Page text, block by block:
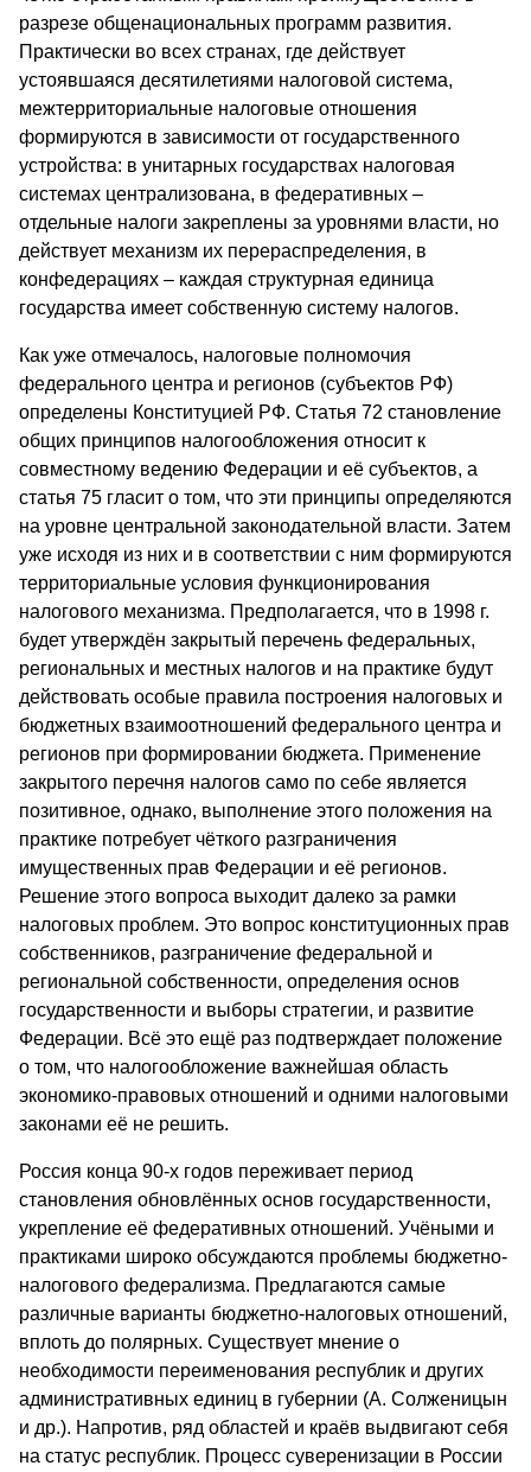
разрезе общенациональных программ развития.
Практически во всех странах, где действует
устоявшаяся десятилетиями налоговой система,
межтерриториальные налоговые отношения
формируются в зависимости от государственного
устройства: в унитарных государствах налоговая
системах централизована, в федеративных –
отдельные налоги закреплены за уровнями власти, но
действует механизм их перераспределения, в
конфедерациях – каждая структурная единица
государства имеет собственную систему налогов.
Как уже отмечалось, налоговые полномочия
федерального центра и регионов (субъектов РФ)
определены Конституцией РФ. Статья 72 становление
общих принципов налогообложения относит к
совместному ведению Федерации и её субъектов, а
статья 75 гласит о том, что эти принципы определяются
на уровне центральной законодательной власти. Затем
уже исходя из них и в соответствии с ним формируются
территориальные условия функционирования
налогового механизма. Предполагается, что в 1998 г.
будет утверждён закрытый перечень федеральных,
региональных и местных налогов и на практике будут
действовать особые правила построения налоговых и
бюджетных взаимоотношений федерального центра и
регионов при формировании бюджета. Применение
закрытого перечня налогов само по себе является
позитивное, однако, выполнение этого положения на
практике потребует чёткого разграничения
имущественных прав Федерации и её регионов.
Решение этого вопроса выходит далеко за рамки
налоговых проблем. Это вопрос конституционных прав
собственников, разграничение федеральной и
региональной собственности, определения основ
государственности и выборы стратегии, и развитие
Федерации. Всё это ещё раз подтверждает положение
о том, что налогообложение важнейшая область
экономико-правовых отношений и одними налоговыми
законами её не решить.
Россия конца 90-х годов переживает период
становления обновлённых основ государственности,
укрепление её федеративных отношений. Учёными и
практиками широко обсуждаются проблемы бюджетно-
налогового федерализма. Предлагаются самые
различные варианты бюджетно-налоговых отношений,
вплоть до полярных. Существует мнение о
необходимости переименования республик и других
административных единиц в губернии (А. Солженицын
и др.). Напротив, ряд областей и краёв выдвигают себя
на статус республик. Процесс суверенизации в России